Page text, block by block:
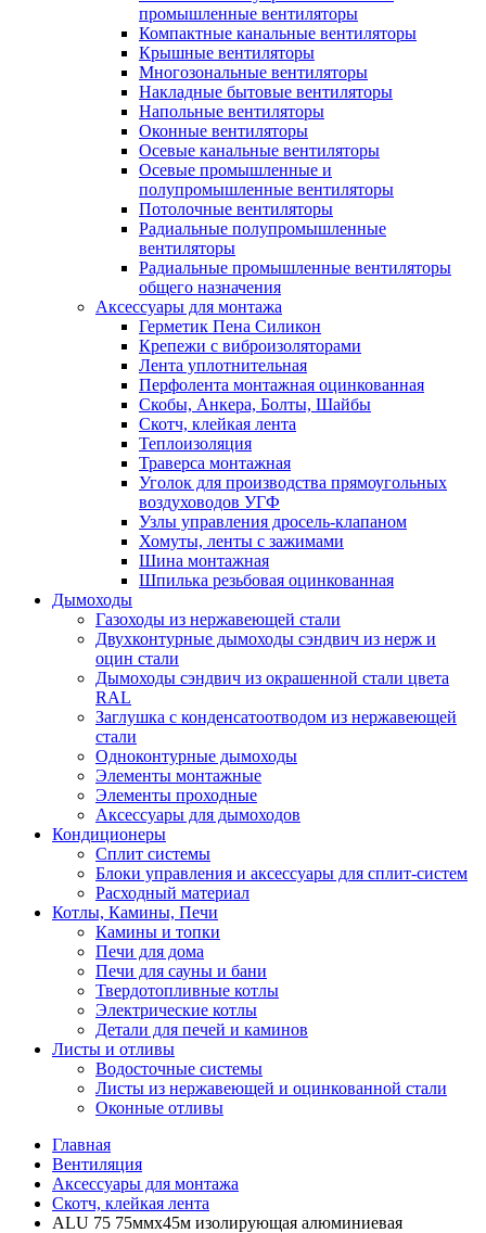
промышленные вентиляторы
Компактные канальные вентиляторы
Крышные вентиляторы
Многозональные вентиляторы
Накладные бытовые вентиляторы
Напольные вентиляторы
Оконные вентиляторы
Осевые канальные вентиляторы
Осевые промышленные и
полупромышленные вентиляторы
Потолочные вентиляторы
Радиальные полупромышленные
вентиляторы
Радиальные промышленные вентиляторы
общего назначения
Аксессуары для монтажа
Герметик Пена Силикон
Крепежи с виброизоляторами
Лента уплотнительная
Перфолента монтажная оцинкованная
Скобы, Анкера, Болты, Шайбы
Скотч, клейкая лента
Теплоизоляция
Траверса монтажная
Уголок для производства прямоугольных
воздуховодов УГФ
Узлы управления дросель-клапаном
Хомуты, ленты с зажимами
Шина монтажная
Шпилька резьбовая оцинкованная
Дымоходы
Газоходы из нержавеющей стали
Двухконтурные дымоходы сэндвич из нерж и
оцин стали
Дымоходы сэндвич из окрашенной стали цвета
RAL
Заглушка с конденсатоотводом из нержавеющей
стали
Одноконтурные дымоходы
Элементы монтажные
Элементы проходные
Аксессуары для дымоходов
Кондиционеры
Сплит системы
Блоки управления и аксессуары для сплит-систем
Расходный материал
Котлы, Камины, Печи
Камины и топки
Печи для дома
Печи для сауны и бани
Твердотопливные котлы
Электрические котлы
Детали для печей и каминов
Листы и отливы
Водосточные системы
Листы из нержавеющей и оцинкованной стали
Оконные отливы
Главная
Вентиляция
Аксессуары для монтажа
Скотч, клейкая лента
ALU 75 75ммх45м изолирующая алюминиевая